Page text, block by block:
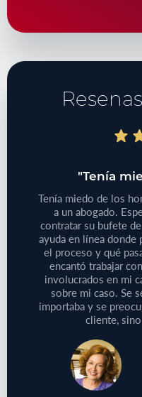
"Tenía
Tenía miedo de los
a un abogado.
contratar su bufete
ayuda en línea donde
el proceso y qué
encantó trabajar
involucrados en mi
sobre mi caso. Se
importaba y se
cliente,